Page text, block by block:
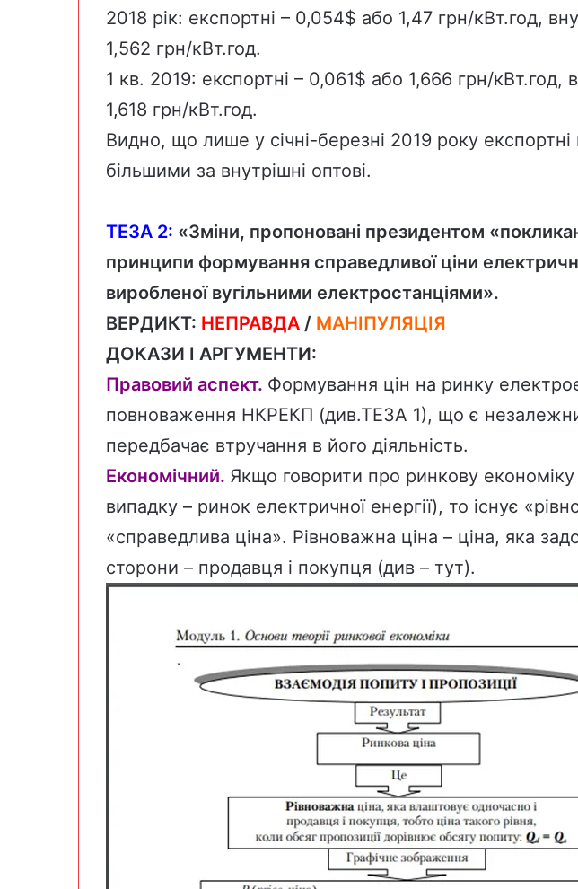
2018 рік: експортні – 0,054$ або 1,47 грн/кВт.год,
1,562 грн/кВт.год.
1 кв. 2019: експортні – 0,061$ або 1,666 грн/кВт.год,
1,618 грн/кВт.год.
Видно, що лише у січні-березні 2019 року експортні
більшими за внутрішні оптові.
ТЕЗА 2: «Зміни, пропоновані президентом
принципи формування справедливої ціни
виробленої вугільними електростанціями».
ВЕРДИКТ: НЕПРАВДА / МАНІПУЛЯЦІЯ
ДОКАЗИ І АРГУМЕНТИ:
Правовий аспект. Формування цін на ринку
повноваження НКРЕКП (див.ТЕЗА 1), що є
передбачає втручання в його діяльність.
Економічний. Якщо говорити про ринкову
випадку – ринок електричної енергії), то існує
«справедлива ціна». Рівноважна ціна – ціна, яка
сторони – продавця і покупця (див – тут).